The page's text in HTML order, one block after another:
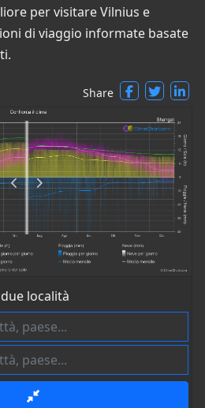
per visitare Vilnius e
di viaggio informate basate
Share
località